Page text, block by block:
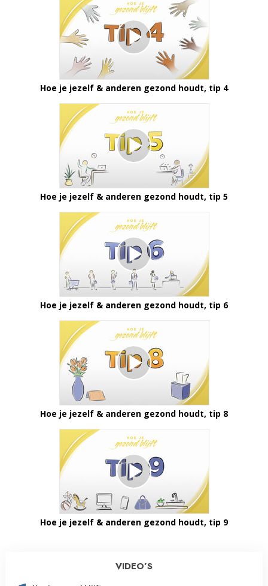
Hoe je jezelf & anderen gezond houdt, tip 4
Hoe je jezelf & anderen gezond houdt, tip 5
Hoe je jezelf & anderen gezond houdt, tip 6
Hoe je jezelf & anderen gezond houdt, tip 8
Hoe je jezelf & anderen gezond houdt, tip 9
VIDEO’S